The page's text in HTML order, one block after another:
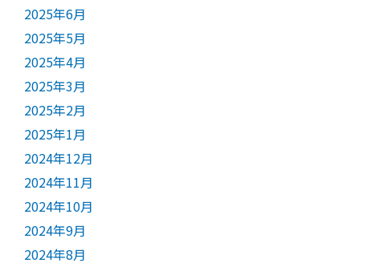
2025年6月
2025年5月
2025年4月
2025年3月
2025年2月
2025年1月
2024年12月
2024年11月
2024年10月
2024年9月
2024年8月